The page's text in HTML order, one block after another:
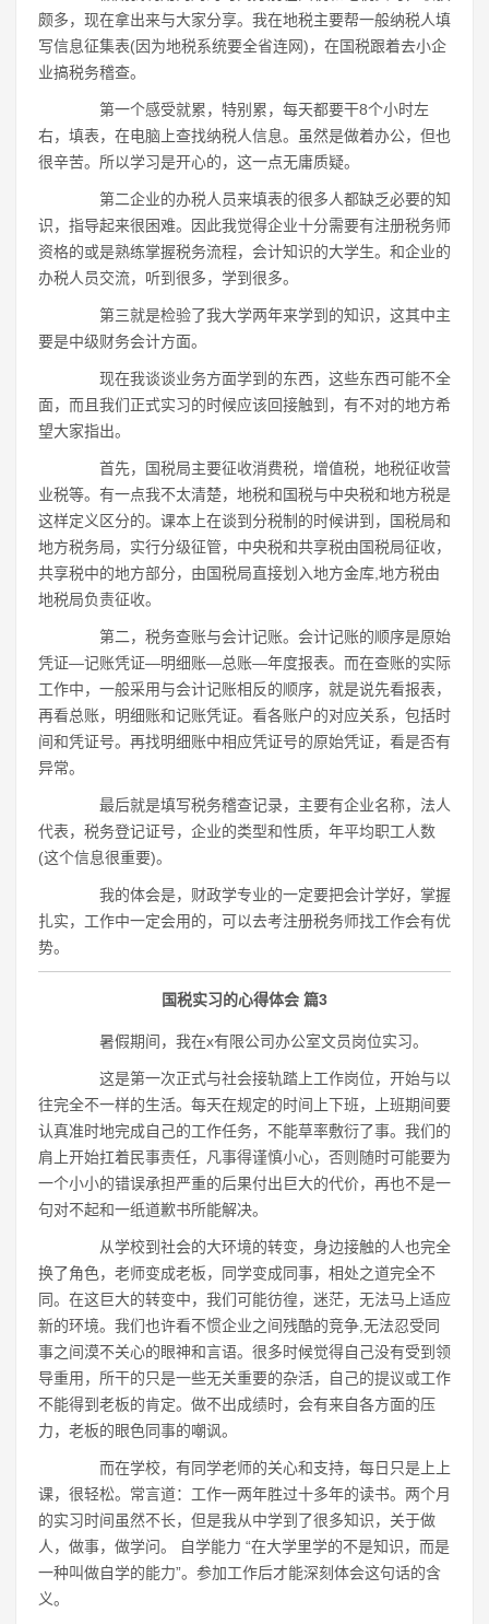
颇多，现在拿出来与大家分享。我在地税主要帮一般纳税人填
写信息征集表(因为地税系统要全省连网)，在国税跟着去小企
业搞税务稽查。
第一个感受就累，特别累，每天都要干8个小时左
右，填表，在电脑上查找纳税人信息。虽然是做着办公，但也
很辛苦。所以学习是开心的，这一点无庸质疑。
第二企业的办税人员来填表的很多人都缺乏必要的知
识，指导起来很困难。因此我觉得企业十分需要有注册税务师
资格的或是熟练掌握税务流程，会计知识的大学生。和企业的
办税人员交流，听到很多，学到很多。
第三就是检验了我大学两年来学到的知识，这其中主
要是中级财务会计方面。
现在我谈谈业务方面学到的东西，这些东西可能不全
面，而且我们正式实习的时候应该回接触到，有不对的地方希
望大家指出。
首先，国税局主要征收消费税，增值税，地税征收营
业税等。有一点我不太清楚，地税和国税与中央税和地方税是
这样定义区分的。课本上在谈到分税制的时候讲到，国税局和
地方税务局，实行分级征管，中央税和共享税由国税局征收，
共享税中的地方部分，由国税局直接划入地方金库,地方税由
地税局负责征收。
第二，税务查账与会计记账。会计记账的顺序是原始
凭证―记账凭证―明细账―总账―年度报表。而在查账的实际
工作中，一般采用与会计记账相反的顺序，就是说先看报表，
再看总账，明细账和记账凭证。看各账户的对应关系，包括时
间和凭证号。再找明细账中相应凭证号的原始凭证，看是否有
异常。
最后就是填写税务稽查记录，主要有企业名称，法人
代表，税务登记证号，企业的类型和性质，年平均职工人数
(这个信息很重要)。
我的体会是，财政学专业的一定要把会计学好，掌握
扎实，工作中一定会用的，可以去考注册税务师找工作会有优
势。
国税实习的心得体会 篇3
暑假期间，我在x有限公司办公室文员岗位实习。
这是第一次正式与社会接轨踏上工作岗位，开始与以
往完全不一样的生活。每天在规定的时间上下班，上班期间要
认真准时地完成自己的工作任务，不能草率敷衍了事。我们的
肩上开始扛着民事责任，凡事得谨慎小心，否则随时可能要为
一个小小的错误承担严重的后果付出巨大的代价，再也不是一
句对不起和一纸道歉书所能解决。
从学校到社会的大环境的转变，身边接触的人也完全
换了角色，老师变成老板，同学变成同事，相处之道完全不
同。在这巨大的转变中，我们可能彷徨，迷茫，无法马上适应
新的环境。我们也许看不惯企业之间残酷的竞争,无法忍受同
事之间漠不关心的眼神和言语。很多时候觉得自己没有受到领
导重用，所干的只是一些无关重要的杂活，自己的提议或工作
不能得到老板的肯定。做不出成绩时，会有来自各方面的压
力，老板的眼色同事的嘲讽。
而在学校，有同学老师的关心和支持，每日只是上上
课，很轻松。常言道：工作一两年胜过十多年的读书。两个月
的实习时间虽然不长，但是我从中学到了很多知识，关于做
人，做事，做学问。 自学能力 “在大学里学的不是知识，而是
一种叫做自学的能力”。参加工作后才能深刻体会这句话的含
义。